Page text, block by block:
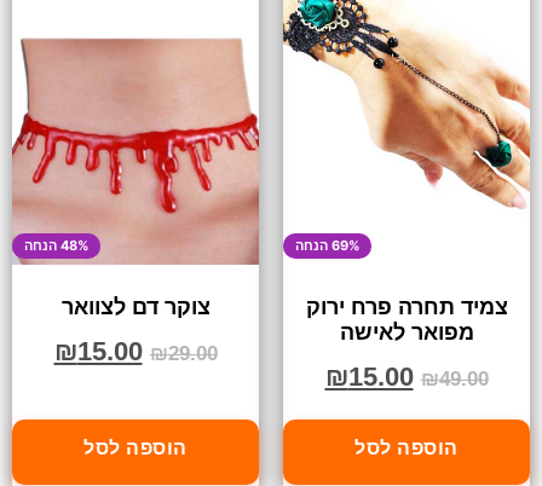
69% הנחה
צמיד תחרה פרח ירוק
מפואר לאישה
₪49.00
₪15.00
הוספה לסל
48% הנחה
צוקר דם לצוואר
₪29.00
₪15.00
הוספה לסל